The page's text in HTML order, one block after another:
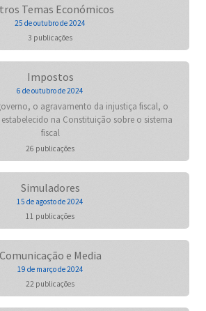
Temas Económicos
25 de outubro de 2024
3 publicações
Impostos
6 de outubro de 2024
o agravamento da injustiça fiscal, o
na Constituição sobre o sistema
fiscal
26 publicações
Simuladores
15 de agosto de 2024
11 publicações
Comunicação e Media
19 de março de 2024
22 publicações